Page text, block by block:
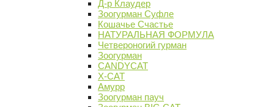
Д-р Клаудер
Зоогурман Суфле
Кошачье Счастье
НАТУРАЛЬНАЯ ФОРМУЛА
Четвероногий гурман
Зоогурман
CANDYCAT
X-CAT
Амурр
Зоогурман пауч